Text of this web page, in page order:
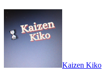
Kaizen Kiko